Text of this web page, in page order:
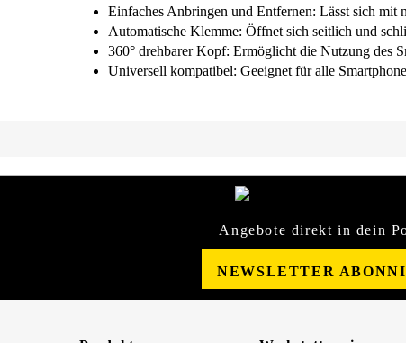
Einfaches Anbringen und Entfernen: Lässt sich
Automatische Klemme: Öffnet sich seitlich und
360° drehbarer Kopf: Ermöglicht die Nutzung des
Universell kompatibel: Geeignet für alle
Angebote direkt in dein
NEWSLETTER